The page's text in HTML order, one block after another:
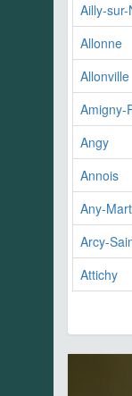
Ailly-
Allonne
Allonville
Amigny-
Angy
Annois
Any-
Arcy-
Attichy